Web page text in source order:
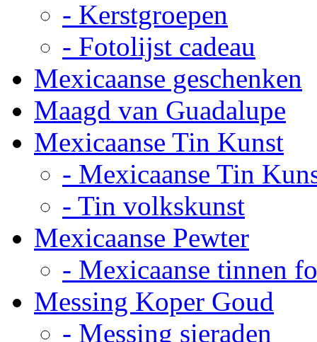
- Kerstgroepen
- Fotolijst cadeau
Mexicaanse geschenken
Maagd van Guadalupe
Mexicaanse Tin Kunst
- Mexicaanse Tin
- Tin volkskunst
Mexicaanse Pewter
- Mexicaanse tinnen
Messing Koper Goud
- Messing sieraden